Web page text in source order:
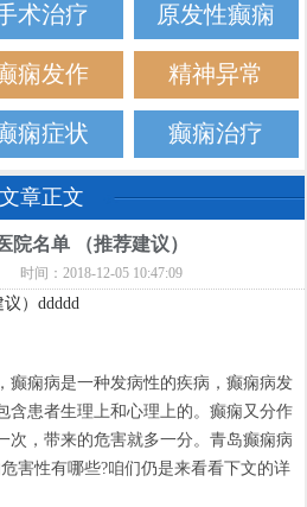
术治疗 原发性癫痫
痫发作 精神异常
痫症状 癫痫治疗
文章正文
院名单 （推荐建议）
时间：2018-12-05 10:47:09
）ddddd
痫病是一种发病性的疾病，癫痫病发
含患者生理上和心理上的。癫痫又分作
次，带来的危害就多一分。青岛癫痫病
害性有哪些?咱们仍是来看看下文的详